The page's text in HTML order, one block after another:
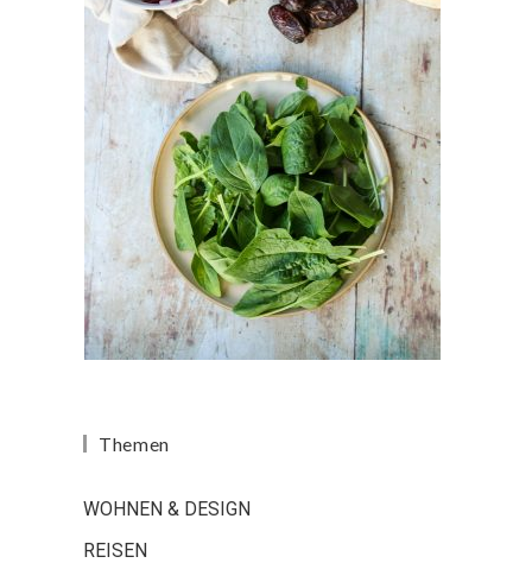
Themen
WOHNEN & DESIGN
REISEN